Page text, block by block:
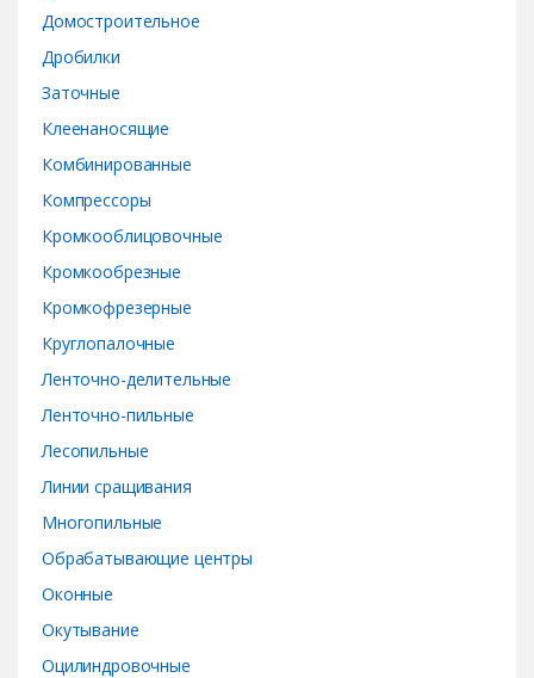
Домостроительное
Дробилки
Заточные
Клеенаносящие
Комбинированные
Компрессоры
Кромкооблицовочные
Кромкообрезные
Кромкофрезерные
Круглопалочные
Ленточно-делительные
Ленточно-пильные
Лесопильные
Линии сращивания
Многопильные
Обрабатывающие центры
Оконные
Окутывание
Оцилиндровочные